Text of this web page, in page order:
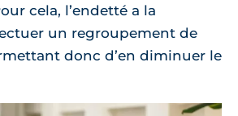
cela, l’endetté a la
un regroupement de
donc d’en diminuer le